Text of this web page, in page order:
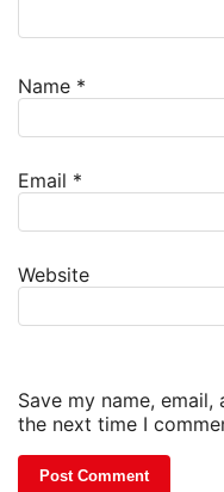
Name *
Email *
Website
Save my name,
the next time I